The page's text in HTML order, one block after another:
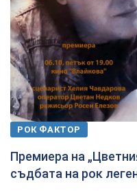
РОК ФАКТОР
Премиера на
съдбата на рок